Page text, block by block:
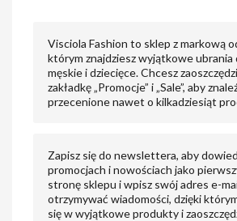
Visciola Fashion to sklep z markową
którym znajdziesz wyjątkowe ubrania
męskie i dziecięce. Chcesz
zakładkę „Promocje” i „Sale”, aby
przecenione nawet o kilkadziesiąt
Zapisz się do newslettera, aby
promocjach i nowościach jako
stronę sklepu i wpisz swój adres e-
otrzymywać wiadomości, dzięki
się w wyjątkowe produkty i